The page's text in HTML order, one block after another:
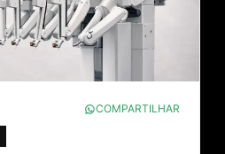
COMPARTILHAR